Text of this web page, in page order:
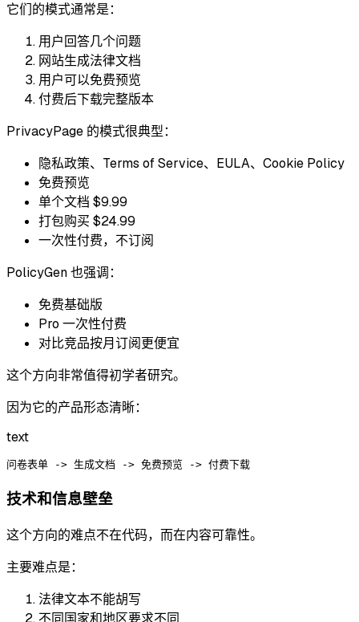
它们的模式通常是：
用户回答几个问题
网站生成法律文档
用户可以免费预览
付费后下载完整版本
PrivacyPage 的模式很典型：
隐私政策、Terms of Service、EULA、Cookie Policy
免费预览
单个文档 $9.99
打包购买 $24.99
一次性付费，不订阅
PolicyGen 也强调：
免费基础版
Pro 一次性付费
对比竞品按月订阅更便宜
这个方向非常值得初学者研究。
因为它的产品形态清晰：
text
技术和信息壁垒
这个方向的难点不在代码，而在内容可靠性。
主要难点是：
法律文本不能胡写
不同国家和地区要求不同